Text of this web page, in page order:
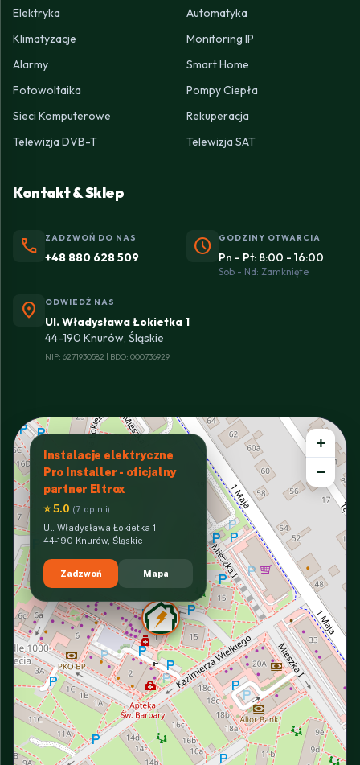
Elektryka
Automatyka
Klimatyzacje
Monitoring IP
Alarmy
Smart Home
Fotowoltaika
Pompy Ciepła
Sieci Komputerowe
Rekuperacja
Telewizja DVB-T
Telewizja SAT
Kontakt & Sklep
phone ZADZWOŃ DO NAS
+48 880 628 509 schedule GODZINY OTWARCIA
Pn - Pt: 8:00 - 16:00
Sob - Nd: Zamknięte
location_on ODWIEDŹ NAS
Ul. Władysława Łokietka 1
44-190 Knurów, Śląskie
NIP: 6271930582 | BDO: 000736929
Instalacje elektryczne
Pro Installer - oficjalny
partner Eltrox
⭐ 5.0 (7 opinii)
Ul. Władysława Łokietka 1
44-190 Knurów, Śląskie
Zadzwoń Mapa
+
−